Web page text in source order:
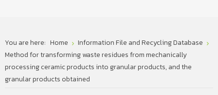
You are here: Home
Information File and Recycling Database
Method for transforming waste residues from mechanically
processing ceramic products into granular products, and the
granular products obtained